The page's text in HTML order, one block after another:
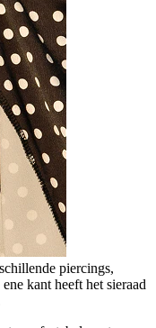
piercings,
kant heeft het sieraad